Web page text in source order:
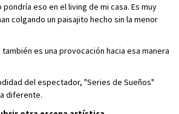
eso en el living de mi casa. Es muy
colgando un paisajito hecho sin la menor
es una provocación hacia esa manera
del espectador, "Series de Sueños"
diferente.